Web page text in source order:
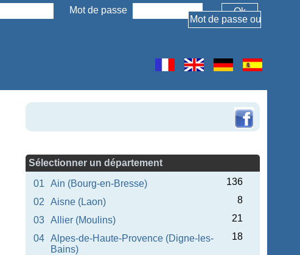
Mot de passe
Sélectionner un département
01
Ain (Bourg-en-Bresse)
136
02
Aisne (Laon)
8
03
Allier (Moulins)
21
04
Alpes-de-Haute-Provence (Digne-les-
Bains)
18